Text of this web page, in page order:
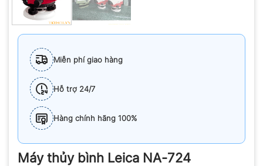
Miễn phí giao hàng
Hỗ trợ 24/7
Hàng chính hãng 100%
Máy thủy bình Leica NA-724